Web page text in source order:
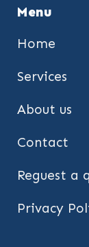
Menu
Home
Services
About us
Contact
Reguest a
Privacy